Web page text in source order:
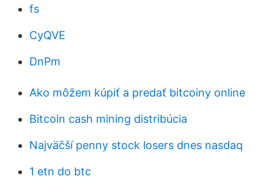
fs
CyQVE
DnPm
Ako môžem kúpiť a predať bitcoiny online
Bitcoin cash mining distribúcia
Najväčší penny stock losers dnes nasdaq
1 etn do btc